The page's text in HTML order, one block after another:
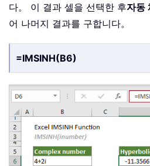
다。 이 결과 셀을 선택한 후자동
어 나머지 결과를 구합니다。
=IMSINH(B6)